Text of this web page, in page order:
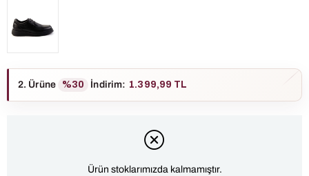
2. Ürüne %30 İndirim: 1.399,99 TL
Ürün stoklarımızda kalmamıştır.